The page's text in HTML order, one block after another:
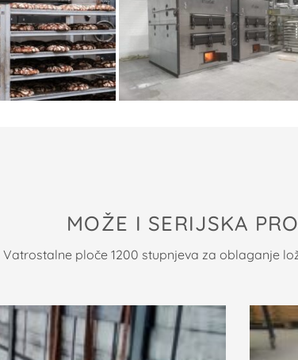
MOŽE I SERIJSKA
Vatrostalne ploče 1200 stupnjeva za oblaganje